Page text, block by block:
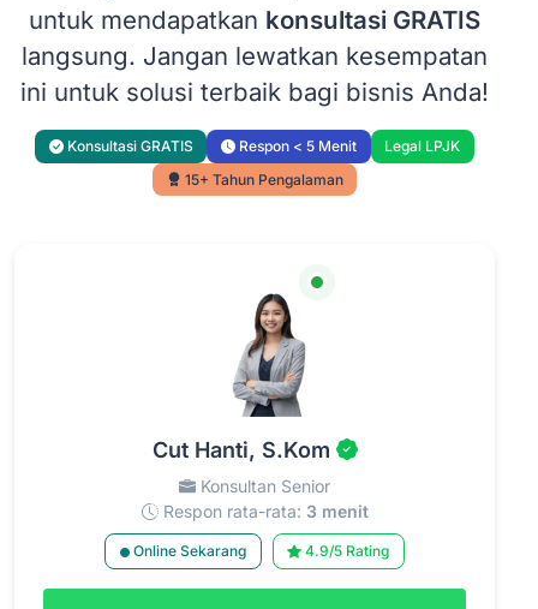
untuk mendapatkan konsultasi GRATIS
langsung. Jangan lewatkan kesempatan
ini untuk solusi terbaik bagi bisnis Anda!
Konsultasi GRATIS Respon < 5 Menit
Legal LPJK
15+ Tahun Pengalaman
Cut Hanti, S.Kom
Konsultan Senior
Respon rata-rata: 3 menit
Online Sekarang 4.9/5 Rating